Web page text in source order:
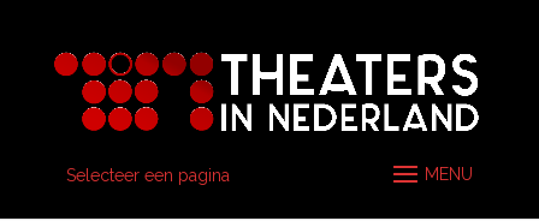
Selecteer een pagina